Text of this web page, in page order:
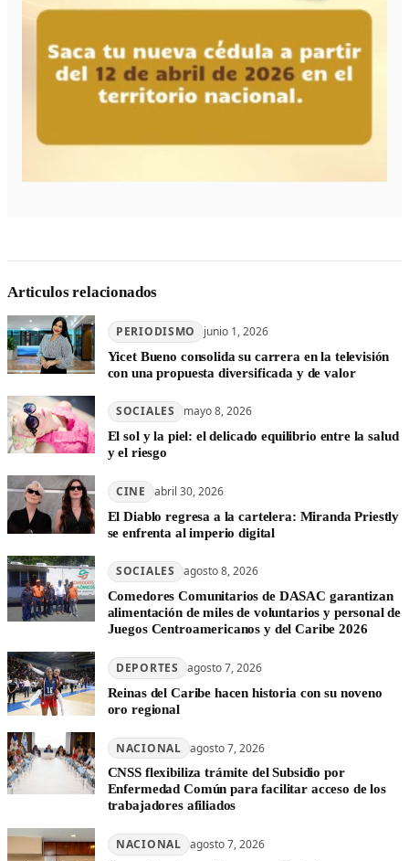
Articulos relacionados
PERIODISMO junio 1, 2026
Yicet Bueno consolida su carrera en la televisión
con una propuesta diversificada y de valor
SOCIALES mayo 8, 2026
El sol y la piel: el delicado equilibrio entre la salud
y el riesgo
CINE abril 30, 2026
El Diablo regresa a la cartelera: Miranda Priestly
se enfrenta al imperio digital
SOCIALES agosto 8, 2026
Comedores Comunitarios de DASAC garantizan
alimentación de miles de voluntarios y personal de
Juegos Centroamericanos y del Caribe 2026
DEPORTES agosto 7, 2026
Reinas del Caribe hacen historia con su noveno
oro regional
NACIONAL agosto 7, 2026
CNSS flexibiliza trámite del Subsidio por
Enfermedad Común para facilitar acceso de los
trabajadores afiliados
NACIONAL agosto 7, 2026